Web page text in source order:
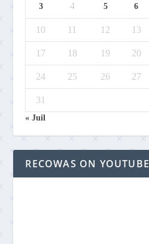
3 4 5 6
10 11 12 13
17 18 19 20
24 25 26 27
31
« Juil
RECOWAS ON YOUTUBE